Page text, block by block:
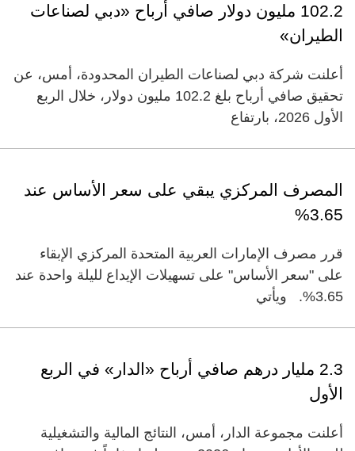
102.2 مليون دولار صافي أرباح «دبي لصناعات
الطيران»
أعلنت شركة دبي لصناعات الطيران المحدودة، أمس، عن
تحقيق صافي أرباح بلغ 102.2 مليون دولار، خلال الربع
الأول 2026، بارتفاع
المصرف المركزي يبقي على سعر الأساس عند
3.65%
قرر مصرف الإمارات العربية المتحدة المركزي الإبقاء
على "سعر الأساس" على تسهيلات الإيداع لليلة واحدة عند
3.65%. ويأتي
2.3 مليار درهم صافي أرباح «الدار» في الربع
الأول
أعلنت مجموعة الدار، أمس، النتائج المالية والتشغيلية